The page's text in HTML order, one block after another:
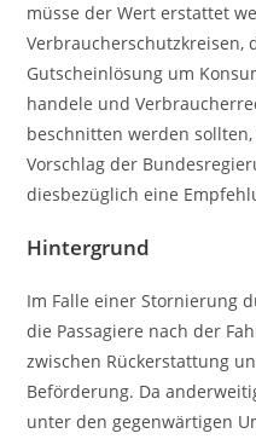
müsse der Wert erstattet
Verbraucherschutzkreisen,
Gutscheinlösung um
handele und
beschnitten werden
Vorschlag der
diesbezüglich eine
Hintergrund
Im Falle einer Stornierung
die Passagiere nach der
zwischen Rückerstattung
Beförderung. Da
unter den gegenwärtigen